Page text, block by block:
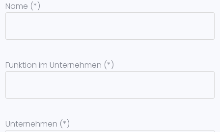
Name (*)
Funktion im Unternehmen (*)
Unternehmen (*)